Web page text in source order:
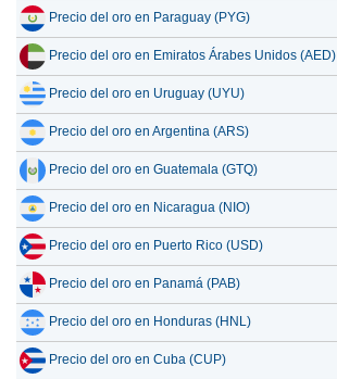
Precio del oro en Paraguay (PYG)
Precio del oro en Emiratos Árabes Unidos (AED)
Precio del oro en Uruguay (UYU)
Precio del oro en Argentina (ARS)
Precio del oro en Guatemala (GTQ)
Precio del oro en Nicaragua (NIO)
Precio del oro en Puerto Rico (USD)
Precio del oro en Panamá (PAB)
Precio del oro en Honduras (HNL)
Precio del oro en Cuba (CUP)